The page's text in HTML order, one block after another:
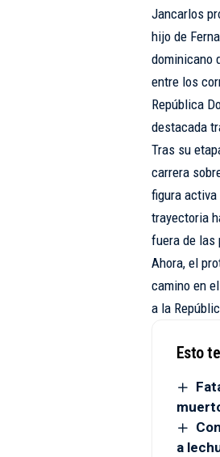
Jancarlos
hijo de
dominicano
entre los
República
destacada
Tras su
carrera
figura
trayectoria
fuera de las
Ahora, el
camino en
a la
Esto
a